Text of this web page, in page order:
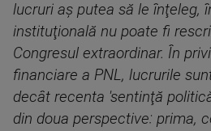
lucruri aş putea să le înţeleg,
instituţională nu poate fi
Congresul extraordinar. În
financiare a PNL, lucrurile
decât recenta 'sentinţă
din doua perspective: prima,